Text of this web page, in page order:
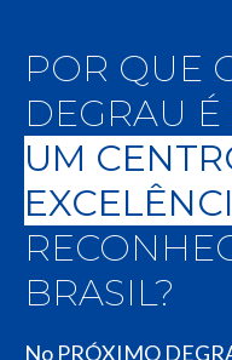
POR QUE
DEGRAU É
UM
BRASIL?
No PRÓXIMO